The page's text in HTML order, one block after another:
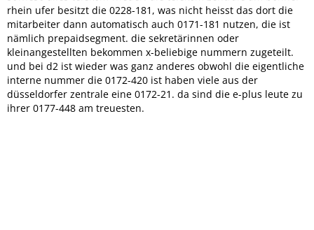
rhein ufer besitzt die 0228-181, was nicht heisst das dort die
mitarbeiter dann automatisch auch 0171-181 nutzen, die ist
nämlich prepaidsegment. die sekretärinnen oder
kleinangestellten bekommen x-beliebige nummern zugeteilt.
und bei d2 ist wieder was ganz anderes obwohl die eigentliche
interne nummer die 0172-420 ist haben viele aus der
düsseldorfer zentrale eine 0172-21. da sind die e-plus leute zu
ihrer 0177-448 am treuesten.